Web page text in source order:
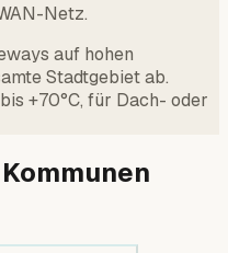
Netz.
auf hohen
Stadtgebiet ab.
+70°C, für Dach- oder